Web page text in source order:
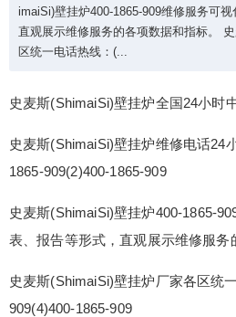
imaiSi)壁挂炉400-1865-909维修服务可
直观展示维修服务的各项数据和指标。
区统一电话热线：(...
史麦斯(ShimaiSi)壁挂炉全国24小时
史麦斯(ShimaiSi)壁挂炉维修电话24
1865-909(2)400-1865-909
史麦斯(ShimaiSi)壁挂炉400-1865-
表、报告等形式，直观展示维修服务
史麦斯(ShimaiSi)壁挂炉厂家各区统
909(4)400-1865-909
史麦斯(ShimaiSi)壁挂
史麦斯(ShimaiSi)壁挂炉全国
斯(ShimaiSi)壁挂炉维修电话
挂炉400-1865-909维修服务
告等形式，直观展示维修服务
史麦斯(ShimaiSi)壁挂炉厂家
(...
扫描二维码继续阅读